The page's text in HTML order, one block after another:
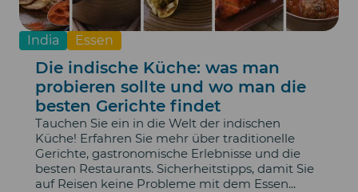
India Essen
Die indische Küche: was man
probieren sollte und wo man die
besten Gerichte findet
Tauchen Sie ein in die Welt der indischen
Küche! Erfahren Sie mehr über traditionelle
Gerichte, gastronomische Erlebnisse und die
besten Restaurants. Sicherheitstipps, damit Sie
auf Reisen keine Probleme mit dem Essen...